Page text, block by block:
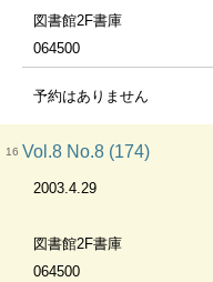
図書館2F書庫
064500
予約はありません
16 Vol.8 No.8 (174)
2003.4.29
図書館2F書庫
064500